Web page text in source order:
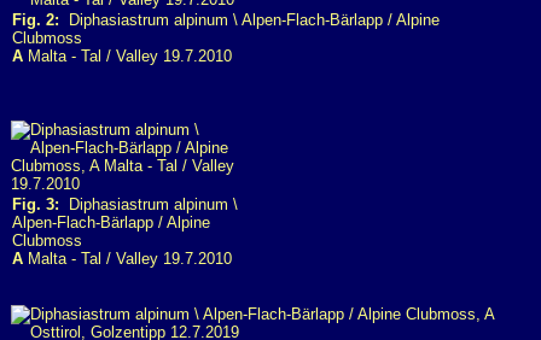
Fig. 2: Diphasiastrum alpinum \ Alpen-Flach-Bärlapp / Alpine
Clubmoss
A Malta - Tal / Valley 19.7.2010
Fig. 3: Diphasiastrum alpinum \
Alpen-Flach-Bärlapp / Alpine
Clubmoss
A Malta - Tal / Valley 19.7.2010